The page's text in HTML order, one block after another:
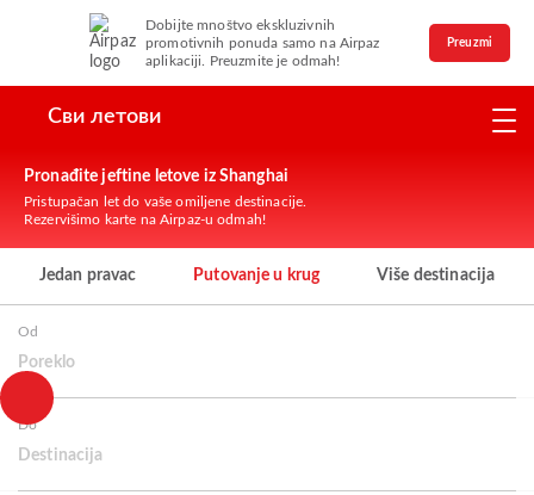
Dobijte mnoštvo ekskluzivnih
promotivnih ponuda samo na Airpaz
aplikaciji. Preuzmite je odmah!
Preuzmi
Сви летови
Pronađite jeftine letove iz Shanghai
Pristupačan let do vaše omiljene destinacije.
Rezervišimo karte na Airpaz-u odmah!
Jedan pravac Putovanje u krug Više destinacija
Od
Poreklo
Do
Destinacija